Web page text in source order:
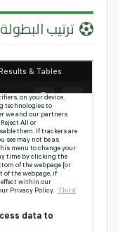
ترتيب البطولة